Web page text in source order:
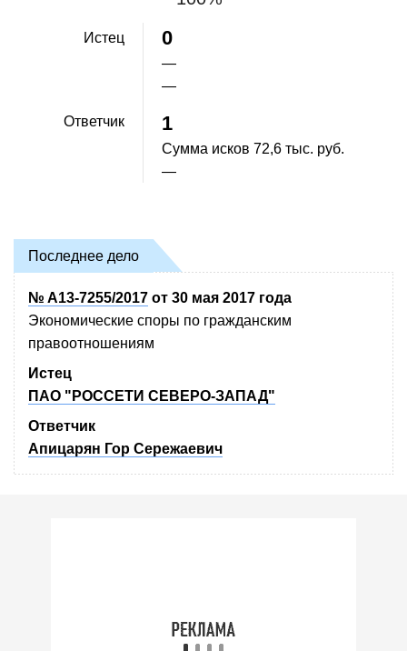
Истец
Ответчик
0
—
—
1
Сумма исков 72,6 тыс. руб.
—
Последнее дело
№ А13-7255/2017 от 30 мая 2017 года
Экономические споры по гражданским
правоотношениям
Истец
ПАО "РОССЕТИ СЕВЕРО-ЗАПАД"
Ответчик
Апицарян Гор Сережаевич